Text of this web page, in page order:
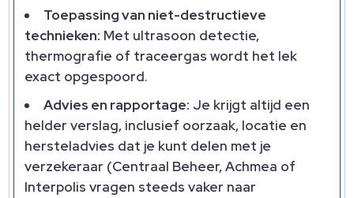
Toepassing van niet-destructieve
technieken: Met ultrasoon detectie,
thermografie of traceergas wordt het lek
exact opgespoord.
Advies en rapportage: Je krijgt altijd een
helder verslag, inclusief oorzaak, locatie en
hersteladvies dat je kunt delen met je
verzekeraar (Centraal Beheer, Achmea of
Interpolis vragen steeds vaker naar